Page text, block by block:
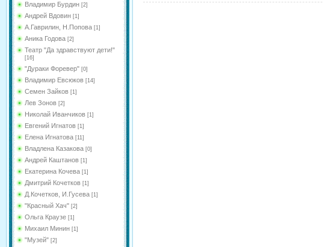
Владимир Бурдин [2]
Андрей Вдовин [1]
А.Гаврилин, Н.Попова [1]
Аника Годова [2]
Театр "Да здравствуют дети!"
[16]
"Дураки Форевер" [0]
Владимир Евсюков [14]
Семен Зайков [1]
Лев Зонов [2]
Николай Иванчиков [1]
Евгений Игнатов [1]
Елена Игнатова [11]
Владлена Казакова [0]
Андрей Каштанов [1]
Екатерина Кочева [1]
Дмитрий Кочетков [1]
Д.Кочетков, И.Гусева [1]
"Красный Хач" [2]
Ольга Краузе [1]
Михаил Минин [1]
"Музей" [2]